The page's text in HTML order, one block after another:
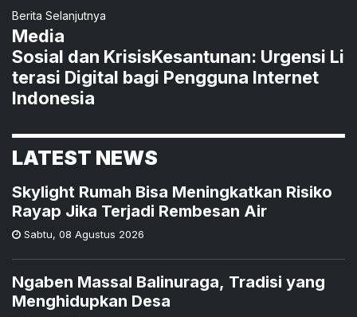
Berita Selanjutnya
Media
Sosial dan KrisisKesantunan: Urgensi Li
terasi Digital bagi Pengguna Internet
Indonesia
LATEST NEWS
Skylight Rumah Bisa Meningkatkan Risiko
Rayap Jika Terjadi Rembesan Air
Sabtu, 08 Agustus 2026
Ngaben Massal Balinuraga, Tradisi yang
Menghidupkan Desa